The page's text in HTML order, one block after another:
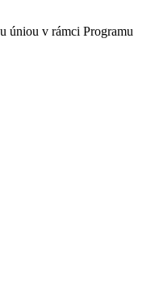
úniou v rámci Programu